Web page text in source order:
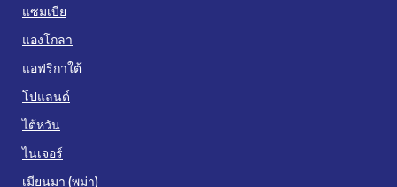
แซมเบีย
แองโกลา
แอฟริกาใต้
โปแลนด์
ไต้หวัน
ไนเจอร์
เมียนมา (พม่า)